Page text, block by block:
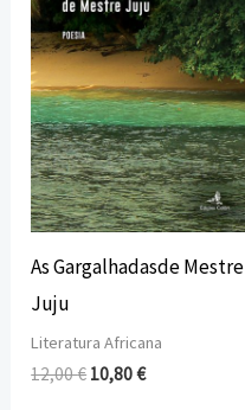
As Gargalhadasde Mestre
Juju
Literatura Africana
12,00€
12,00 €.
10,80€
10,80 €.